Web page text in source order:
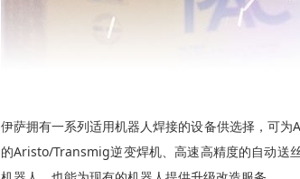
伊萨拥有一系列适用机器人焊接的设备供选择，可为
的Aristo/Transmig逆变焊机、高速高精度的自动送